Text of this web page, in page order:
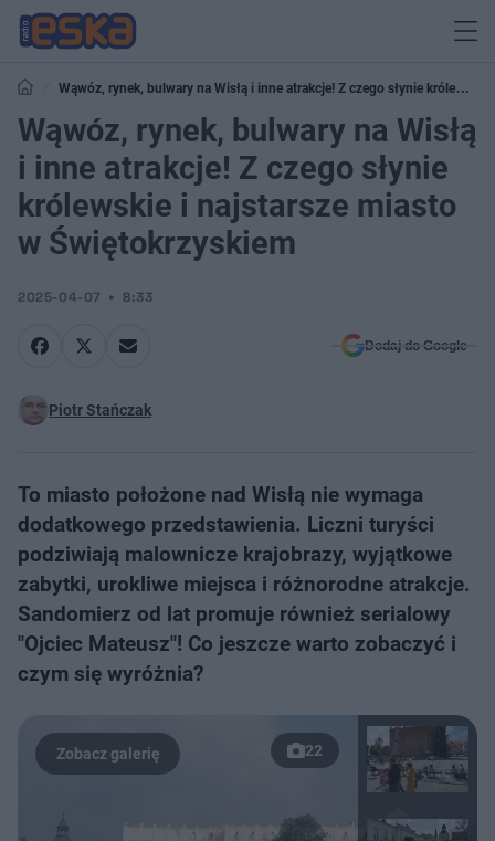
Wąwóz, rynek, bulwary na Wisłą i inne atrakcje! Z czego słynie królewskie
i najstarsze miasto w Świętokrzyskiem
Wąwóz, rynek, bulwary na Wisłą
i inne atrakcje! Z czego słynie
królewskie i najstarsze miasto
w Świętokrzyskiem
2025-04-07 8:33
Dodaj do Google
Piotr Stańczak
To miasto położone nad Wisłą nie wymaga
dodatkowego przedstawienia. Liczni turyści
podziwiają malownicze krajobrazy, wyjątkowe
zabytki, urokliwe miejsca i różnorodne atrakcje.
Sandomierz od lat promuje również serialowy
"Ojciec Mateusz"! Co jeszcze warto zobaczyć i
czym się wyróżnia?
22